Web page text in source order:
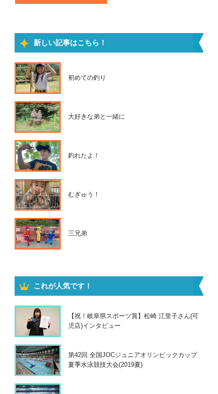
新しい記事はこちら！
初めての釣り
大好きな弟と一緒に
釣れたよ！
むぎゅう！
三兄弟
これが人気です！
【祝！岐阜県スポーツ賞】松崎 江里子さん(可
児店)インタビュー
第42回 全国JOCジュニアオリンピックカップ
夏季水泳競技大会(2019夏)